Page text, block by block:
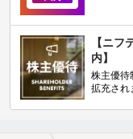
【ニフ
内】
株主優待
拡充され